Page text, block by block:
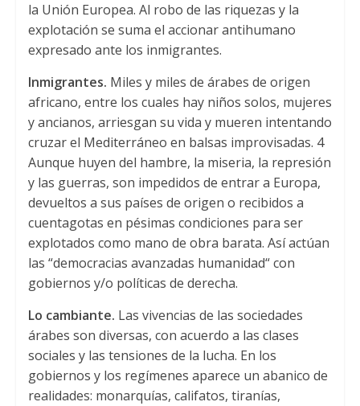
la Unión Europea. Al robo de las riquezas y la
explotación se suma el accionar antihumano
expresado ante los inmigrantes.
Inmigrantes. Miles y miles de árabes de origen
africano, entre los cuales hay niños solos, mujeres
y ancianos, arriesgan su vida y mueren intentando
cruzar el Mediterráneo en balsas improvisadas. 4
Aunque huyen del hambre, la miseria, la represión
y las guerras, son impedidos de entrar a Europa,
devueltos a sus países de origen o recibidos a
cuentagotas en pésimas condiciones para ser
explotados como mano de obra barata. Así actúan
las “democracias avanzadas humanidad“ con
gobiernos y/o políticas de derecha.
Lo cambiante. Las vivencias de las sociedades
árabes son diversas, con acuerdo a las clases
sociales y las tensiones de la lucha. En los
gobiernos y los regímenes aparece un abanico de
realidades: monarquías, califatos, tiranías,